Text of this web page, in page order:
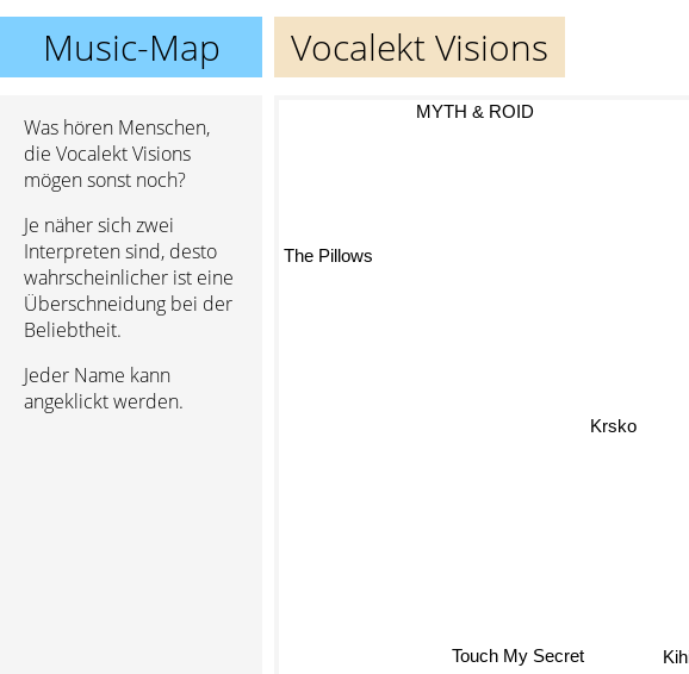
Music-Map Vocalekt Visions
Was hören Menschen,
die Vocalekt Visions
mögen sonst noch?
Je näher sich zwei
Interpreten sind, desto
wahrscheinlicher ist eine
Überschneidung bei der
Beliebtheit.
Jeder Name kann
angeklickt werden.
Touch My Secret
Krsko
MYTH & ROID
The Pillows